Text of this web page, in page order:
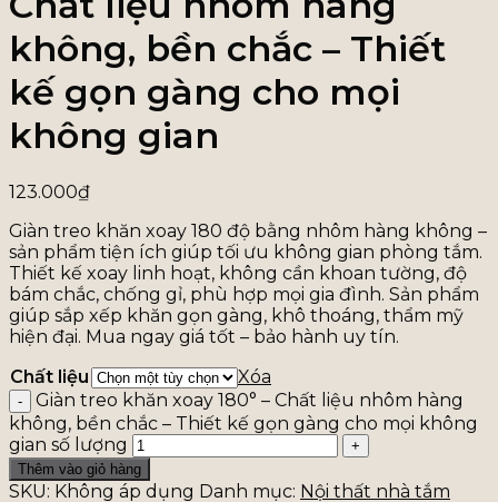
không, bền chắc – Thiết
kế gọn gàng cho mọi
không gian
123.000₫
Giàn treo khăn xoay 180 độ bằng nhôm hàng không –
sản phẩm tiện ích giúp tối ưu không gian phòng tắm.
Thiết kế xoay linh hoạt, không cần khoan tường, độ
bám chắc, chống gỉ, phù hợp mọi gia đình. Sản phẩm
giúp sắp xếp khăn gọn gàng, khô thoáng, thẩm mỹ
hiện đại. Mua ngay giá tốt – bảo hành uy tín.
Chất liệu
Xóa
Giàn treo khăn xoay 180° – Chất liệu nhôm hàng
không, bền chắc – Thiết kế gọn gàng cho mọi không
gian số lượng
Thêm vào giỏ hàng
SKU: Không áp dụng Danh mục: Nội thất nhà tắm